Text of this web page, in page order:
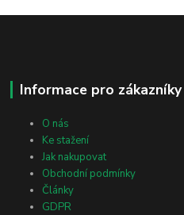
Informace pro zákazníky
O nás
Ke stažení
Jak nakupovat
Obchodní podmínky
Články
GDPR